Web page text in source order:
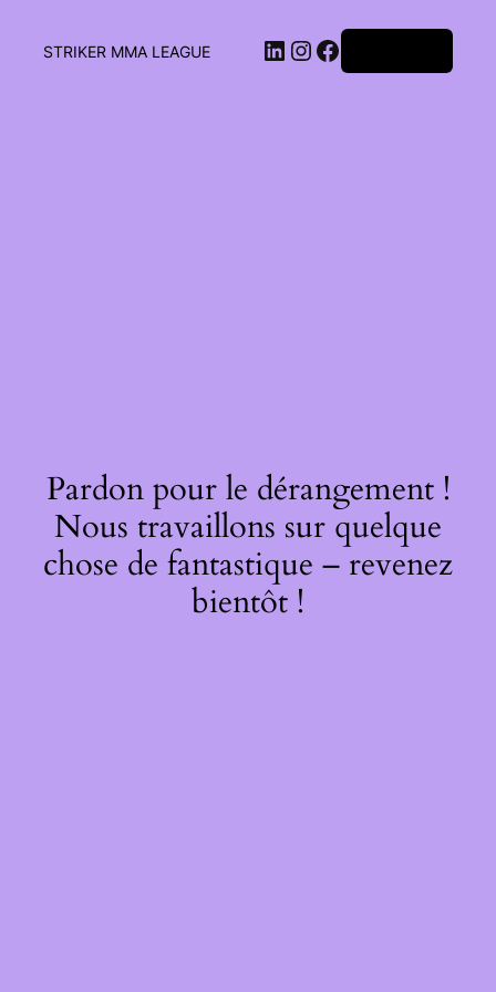
STRIKER MMA LEAGUE
Pardon pour le dérangement !
Nous travaillons sur quelque
chose de fantastique – revenez
bientôt !